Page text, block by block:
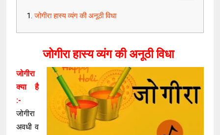
जोगीरा हास्य व्यंग की अनूठी विधा
जोगीरा हास्य व्यंग की अनूठी विधा
जोगीरा
क्या है
:-
जोगीरा
अवधी व